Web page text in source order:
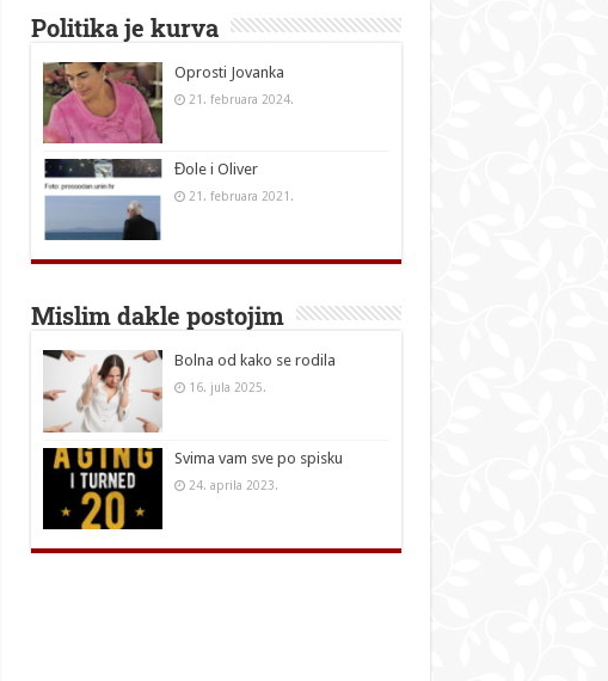
Politika je kurva
Oprosti Jovanka
21. februara 2024.
Đole i Oliver
21. februara 2021.
Mislim dakle postojim
Bolna od kako se rodila
16. jula 2025.
Svima vam sve po spisku
24. aprila 2023.